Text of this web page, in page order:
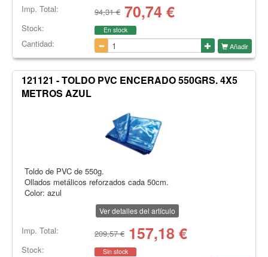
Imp. Total: 94,31 € 70,74 €
Stock: En stock
Cantidad: Añadir
121121 - TOLDO PVC ENCERADO 550GRS. 4X5
METROS AZUL
Toldo de PVC de 550g.
Ollados metálicos reforzados cada 50cm.
Color: azul
Ver detalles del artículo
Imp. Total: 209,57 € 157,18 €
Stock: Sin stock